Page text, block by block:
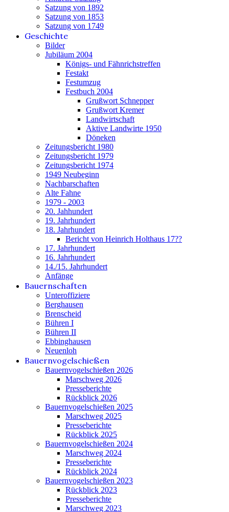
Satzung von 1892
Satzung von 1853
Satzung von 1749
Geschichte
Bilder
Jubiläum 2004
Königs- und Fähnrichstreffen
Festakt
Festumzug
Festbuch 2004
Grußwort Schnepper
Grußwort Kremer
Landwirtschaft
Aktive Landwirte 1950
Döneken
Zeitungsbericht 1980
Zeitungsbericht 1979
Zeitungsbericht 1974
1949 Neubeginn
Nachbarschaften
Alte Fahne
1979 - 2003
20. Jahhundert
19. Jahrhundert
18. Jahrhundert
Bericht von Heinrich Holthaus 17??
17. Jahrhundert
16. Jahrhundert
14./15. Jahrhundert
Anfänge
Bauernschaften
Unteroffiziere
Berghausen
Brenscheid
Bühren I
Bühren II
Ebbinghausen
Neuenloh
Bauernvogelschießen
Bauernvogelschießen 2026
Marschweg 2026
Presseberichte
Rückblick 2026
Bauernvogelschießen 2025
Marschweg 2025
Presseberichte
Rückblick 2025
Bauernvogelschießen 2024
Marschweg 2024
Presseberichte
Rückblick 2024
Bauernvogelschießen 2023
Rückblick 2023
Presseberichte
Marschweg 2023